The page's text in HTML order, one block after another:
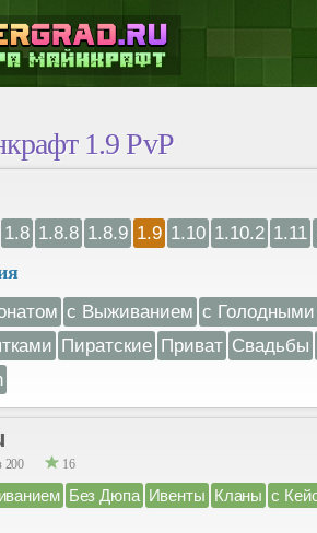
1.9 PvP
1.8 1.8.8 1.8.9 1.9 1.10 1.10.2 1.11
с Выживанием с
Пиратские Приват Свадьбы
200 16
Без Дюпа Ивенты Кланы с